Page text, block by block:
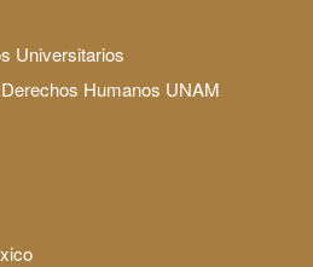
Universitarios
Humanos UNAM